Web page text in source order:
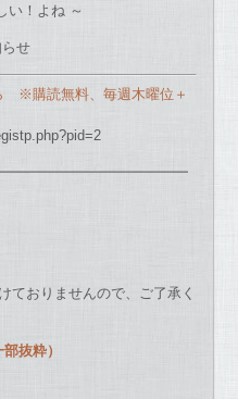
い！よね ～
せ
※購読無料、毎週木曜位＋
ておりませんので、ご了承く
抜粋）